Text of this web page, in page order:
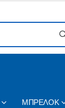
ΜΠΡΕΛΟΚ